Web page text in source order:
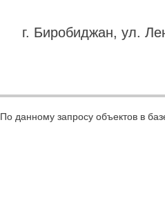
г. Биробиджан, ул.
По данному запросу объектов в